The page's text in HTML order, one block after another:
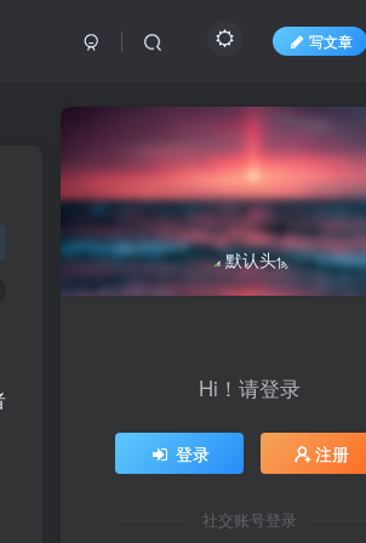
写文章
Hi！请登录
登录 注册
社交账号登录